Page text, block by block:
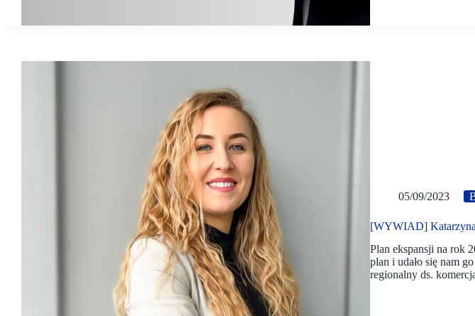
05/09/2023
[WYWIAD] Katarzyna
Plan ekspansji na rok
plan i udało się nam
regionalny ds.